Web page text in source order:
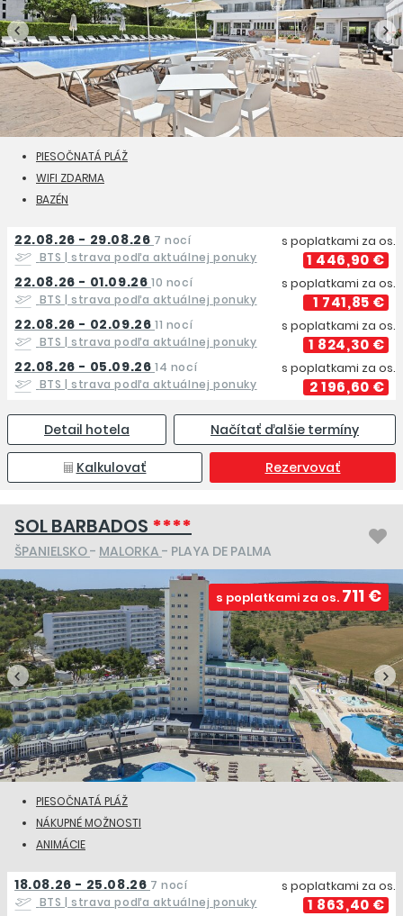
PIESOČNATÁ PLÁŽ
WIFI ZDARMA
BAZÉN
22.08.26 - 29.08.26 7 nocí
BTS| strava podľa aktuálnej ponuky
s poplatkami za os.
1 446,90 €
22.08.26 - 01.09.26 10 nocí
BTS| strava podľa aktuálnej ponuky
s poplatkami za os.
1 741,85 €
22.08.26 - 02.09.26 11 nocí
BTS| strava podľa aktuálnej ponuky
s poplatkami za os.
1 824,30 €
22.08.26 - 05.09.26 14 nocí
BTS| strava podľa aktuálnej ponuky
s poplatkami za os.
2 196,60 €
Detail hotela Načítať ďalšie termíny
Kalkulovať Rezervovať
SOL BARBADOS ****
ŠPANIELSKO- MALORKA - PLAYA DE PALMA
s poplatkami za os. 711 €
PIESOČNATÁ PLÁŽ
NÁKUPNÉ MOŽNOSTI
ANIMÁCIE
18.08.26 - 25.08.26 7 nocí
BTS| strava podľa aktuálnej ponuky
s poplatkami za os.
1 863,40 €